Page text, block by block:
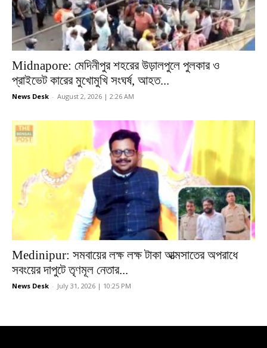
Midnapore: মেদিনীপুর শহরের উড়ালপুলে পুলকার ও
প্রাইভেট কারের মুখোমুখি সংঘর্ষ, আহত...
News Desk - August 2, 2026 | 2:26 AM
Medinipur: সমবায়ের লক্ষ লক্ষ টাকা আত্মসাতের অপরাধে
সবংয়ের দাপুটে তৃণমূল নেতার...
News Desk - July 31, 2026 | 10:25 PM